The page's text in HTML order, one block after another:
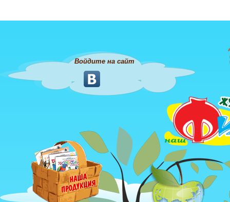
Войдите на сайт